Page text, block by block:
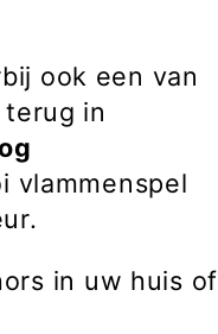
ook een van
in
vlammenspel
in uw huis of